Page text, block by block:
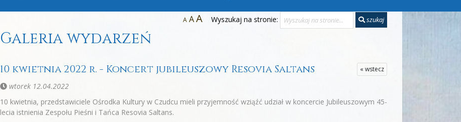
A AA Wyszukaj na stronie: szukaj
Galeria wydarzeń
« wstecz
10 kwietnia 2022 r. - Koncert jubileuszowy Resovia Saltans
wtorek 12.04.2022
10 kwietnia, przedstawiciele Ośrodka Kultury w Czudcu mieli przyjemność wziąźć udział w koncercie Jubileuszowym 45-
lecia istnienia Zespołu Pieśni i Tańca Resovia Saltans.